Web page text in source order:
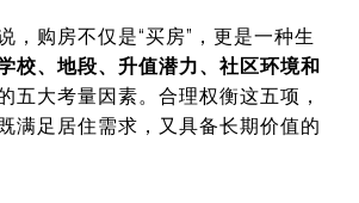
，购房不仅是“买房”，更是一种生
校、地段、升值潜力、社区环境和
五大考量因素。合理权衡这五项，
满足居住需求，又具备长期价值的